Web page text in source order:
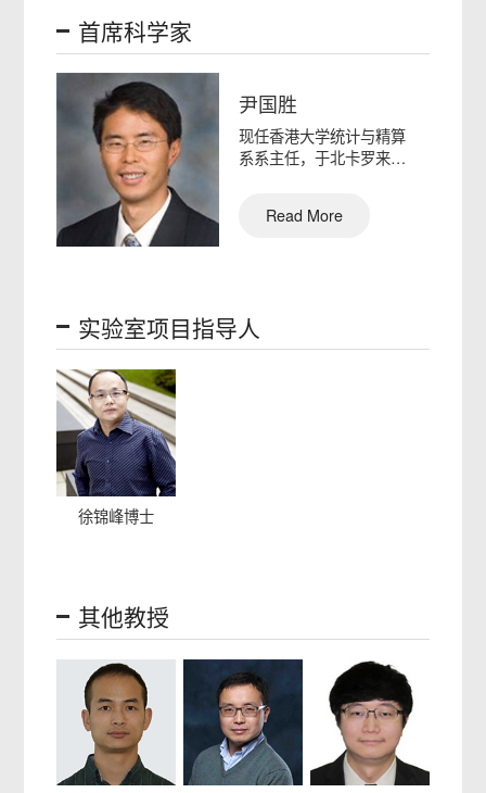
首席科学家
尹国胜
现任香港大学统计与精算
系系主任，于北卡罗来纳
Read More
实验室项目指导人
徐锦峰博士
其他教授